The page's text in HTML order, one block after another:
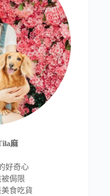
麻
好奇心
侷限
食吃貨